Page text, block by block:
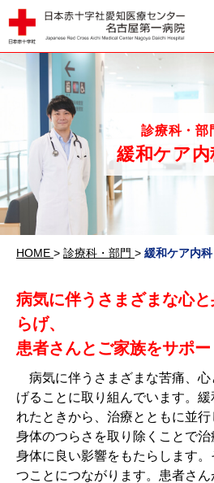
診療科・部
緩和ケア
HOME > 診療科・部門 > 緩和ケア内
病気に伴うさまざまな心
らげ、
患者さんとご家族をサポー
病気に伴うさまざまな苦痛、心
げることに取り組んでいます。
れたときから、治療とともに並
身体のつらさを取り除くことで治
身体に良い影響をもたらします
つことにつながります。患者さ